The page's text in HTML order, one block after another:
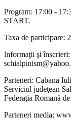
Program: 17:00 -
START.
Taxa de participare:
Informaţii şi
Parteneri: Cabana
Serviciul judeţean
Federaţia Romană
Parteneri media: